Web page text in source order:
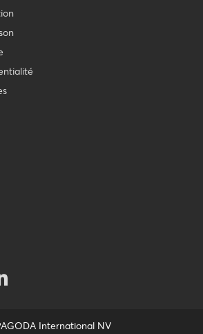
International NV